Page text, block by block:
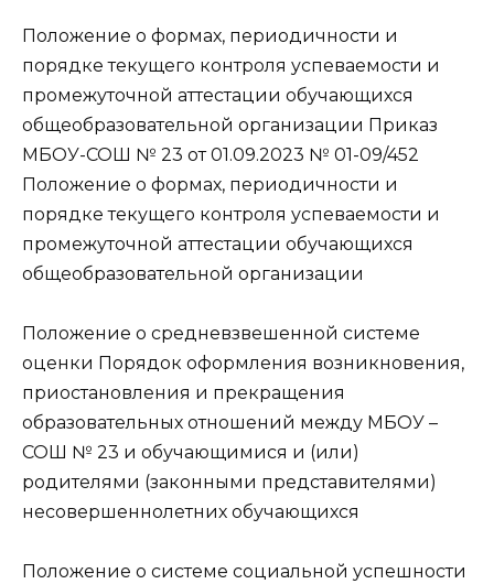
Положение о формах, периодичности и
порядке текущего контроля успеваемости и
промежуточной аттестации обучающихся
общеобразовательной организации Приказ
МБОУ-СОШ № 23 от 01.09.2023 № 01-09/452
Положение о формах, периодичности и
порядке текущего контроля успеваемости и
промежуточной аттестации обучающихся
общеобразовательной организации
Положение о средневзвешенной системе
оценки Порядок оформления возникновения,
приостановления и прекращения
образовательных отношений между МБОУ –
СОШ № 23 и обучающимися и (или)
родителями (законными представителями)
несовершеннолетних обучающихся
Положение о системе социальной успешности